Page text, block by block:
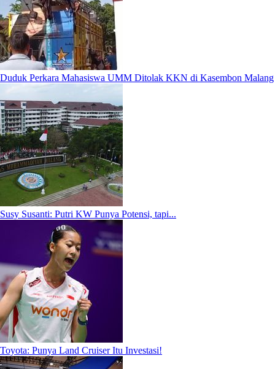
Duduk Perkara Mahasiswa UMM Ditolak KKN di Kasembon Malang
Susy Susanti: Putri KW Punya Potensi, tapi...
Toyota: Punya Land Cruiser Itu Investasi!